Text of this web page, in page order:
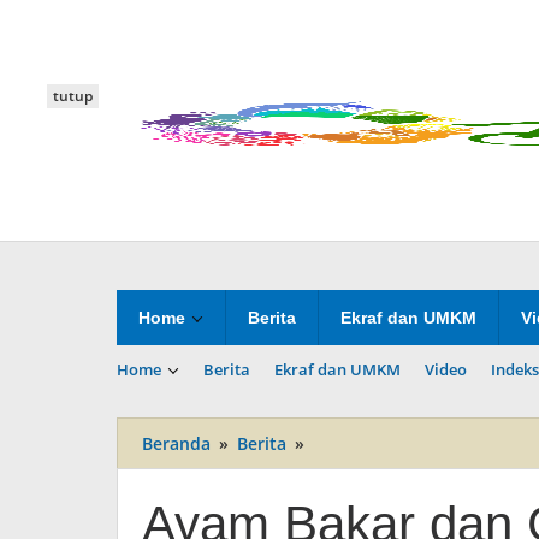
Home Berita Ekraf dan UMKM
Home Berita Ekraf dan UMKM Video
tutup
Beranda » Berita »
Bakar
Goreng
Ayam Bakar dan